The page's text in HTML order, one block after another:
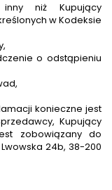
niż Kupujący
w Kodeksie
o odstąpieniu
konieczne jest
Kupujący
zobowiązany do
24b, 38-200